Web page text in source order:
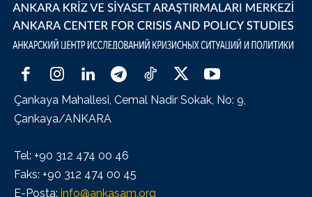
Çankaya Mahallesi, Cemal Nadir Sokak, No: 9,
Çankaya/ANKARA
Tel: +90 312 474 00 46
Faks: +90 312 474 00 45
E-Posta: info@ankasam.org